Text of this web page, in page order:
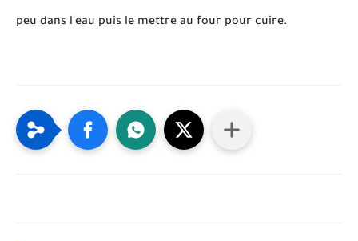
peu dans l'eau puis le mettre au four pour cuire.